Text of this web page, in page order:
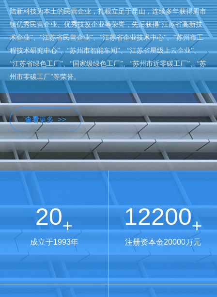
陆新科技为本土的民营企业，扎根立足于昆山，连续多年获得周市
镇优秀民营企业、优秀技改企业等荣誉，先后获得“江苏省高新技
术企业”、“江苏省民营企业”、“江苏省企业技术中心”、“苏州市工
程技术研究中心”、“苏州市智能车间”、“江苏省星级上云企业”、
“江苏省绿色工厂”、“国家级绿色工厂”、“苏州市近零碳工厂”、“苏
州市零碳工厂”等荣誉。
查看更多 >>
30+
成立于1993年
18800+
注册资本金20000万元